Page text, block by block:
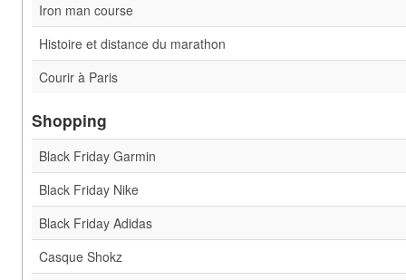
Iron man course
Histoire et distance du marathon
Courir à Paris
Shopping
Black Friday Garmin
Black Friday Nike
Black Friday Adidas
Casque Shokz